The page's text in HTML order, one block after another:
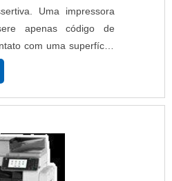
Uma impressora
apenas código de
com uma superfície,
la para inserir marca,
validade, lotes e muitos
com impressora
já permitem o